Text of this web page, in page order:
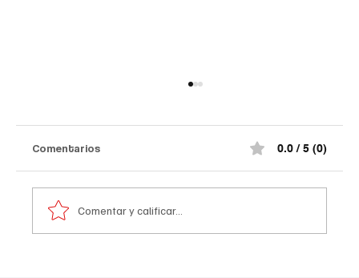
Comentarios 0.0 / 5 (0)
Comentar y calificar...